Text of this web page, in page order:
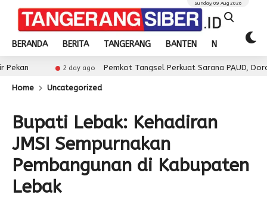
BERANDA BERITA TANGERANG BANTEN NASIONAL
Sunday, 09 Aug 2026
2 day ago Pemkot Tangsel Perkuat Sarana PAUD, Dorong Partisipasi
Home Uncategorized
Bupati Lebak: Kehadiran
JMSI Sempurnakan
Pembangunan di Kabupaten
Lebak